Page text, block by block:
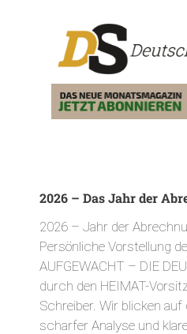
2026 – Das Jahr der
2026 – Jahr der
Persönliche Vorstellung
AUFGEWACHT – DIE
durch den HEIMAT-
Schreiber. Wir blicken
scharfer Analyse und